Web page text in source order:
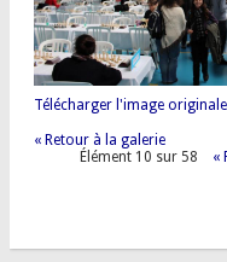
Télécharger l'image originale
« Retour à la galerie
Élément 10 sur 58
«